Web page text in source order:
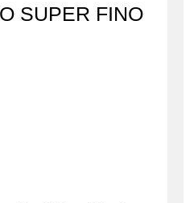
SUPER FINO